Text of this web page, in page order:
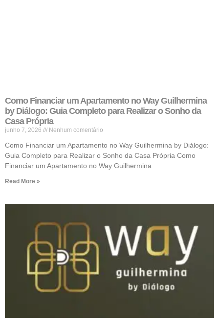
Como Financiar um Apartamento no Way Guilhermina
by Diálogo: Guia Completo para Realizar o Sonho da
Casa Própria
junho 7, 2026 Nenhum comentário
Como Financiar um Apartamento no Way Guilhermina by Diálogo:
Guia Completo para Realizar o Sonho da Casa Própria Como
Financiar um Apartamento no Way Guilhermina
Read More »